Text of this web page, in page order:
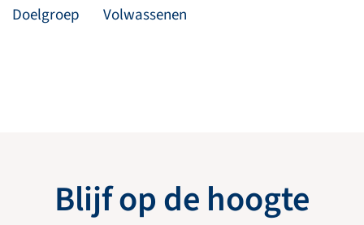
Doelgroep
Volwassenen
Blijf op de hoogte